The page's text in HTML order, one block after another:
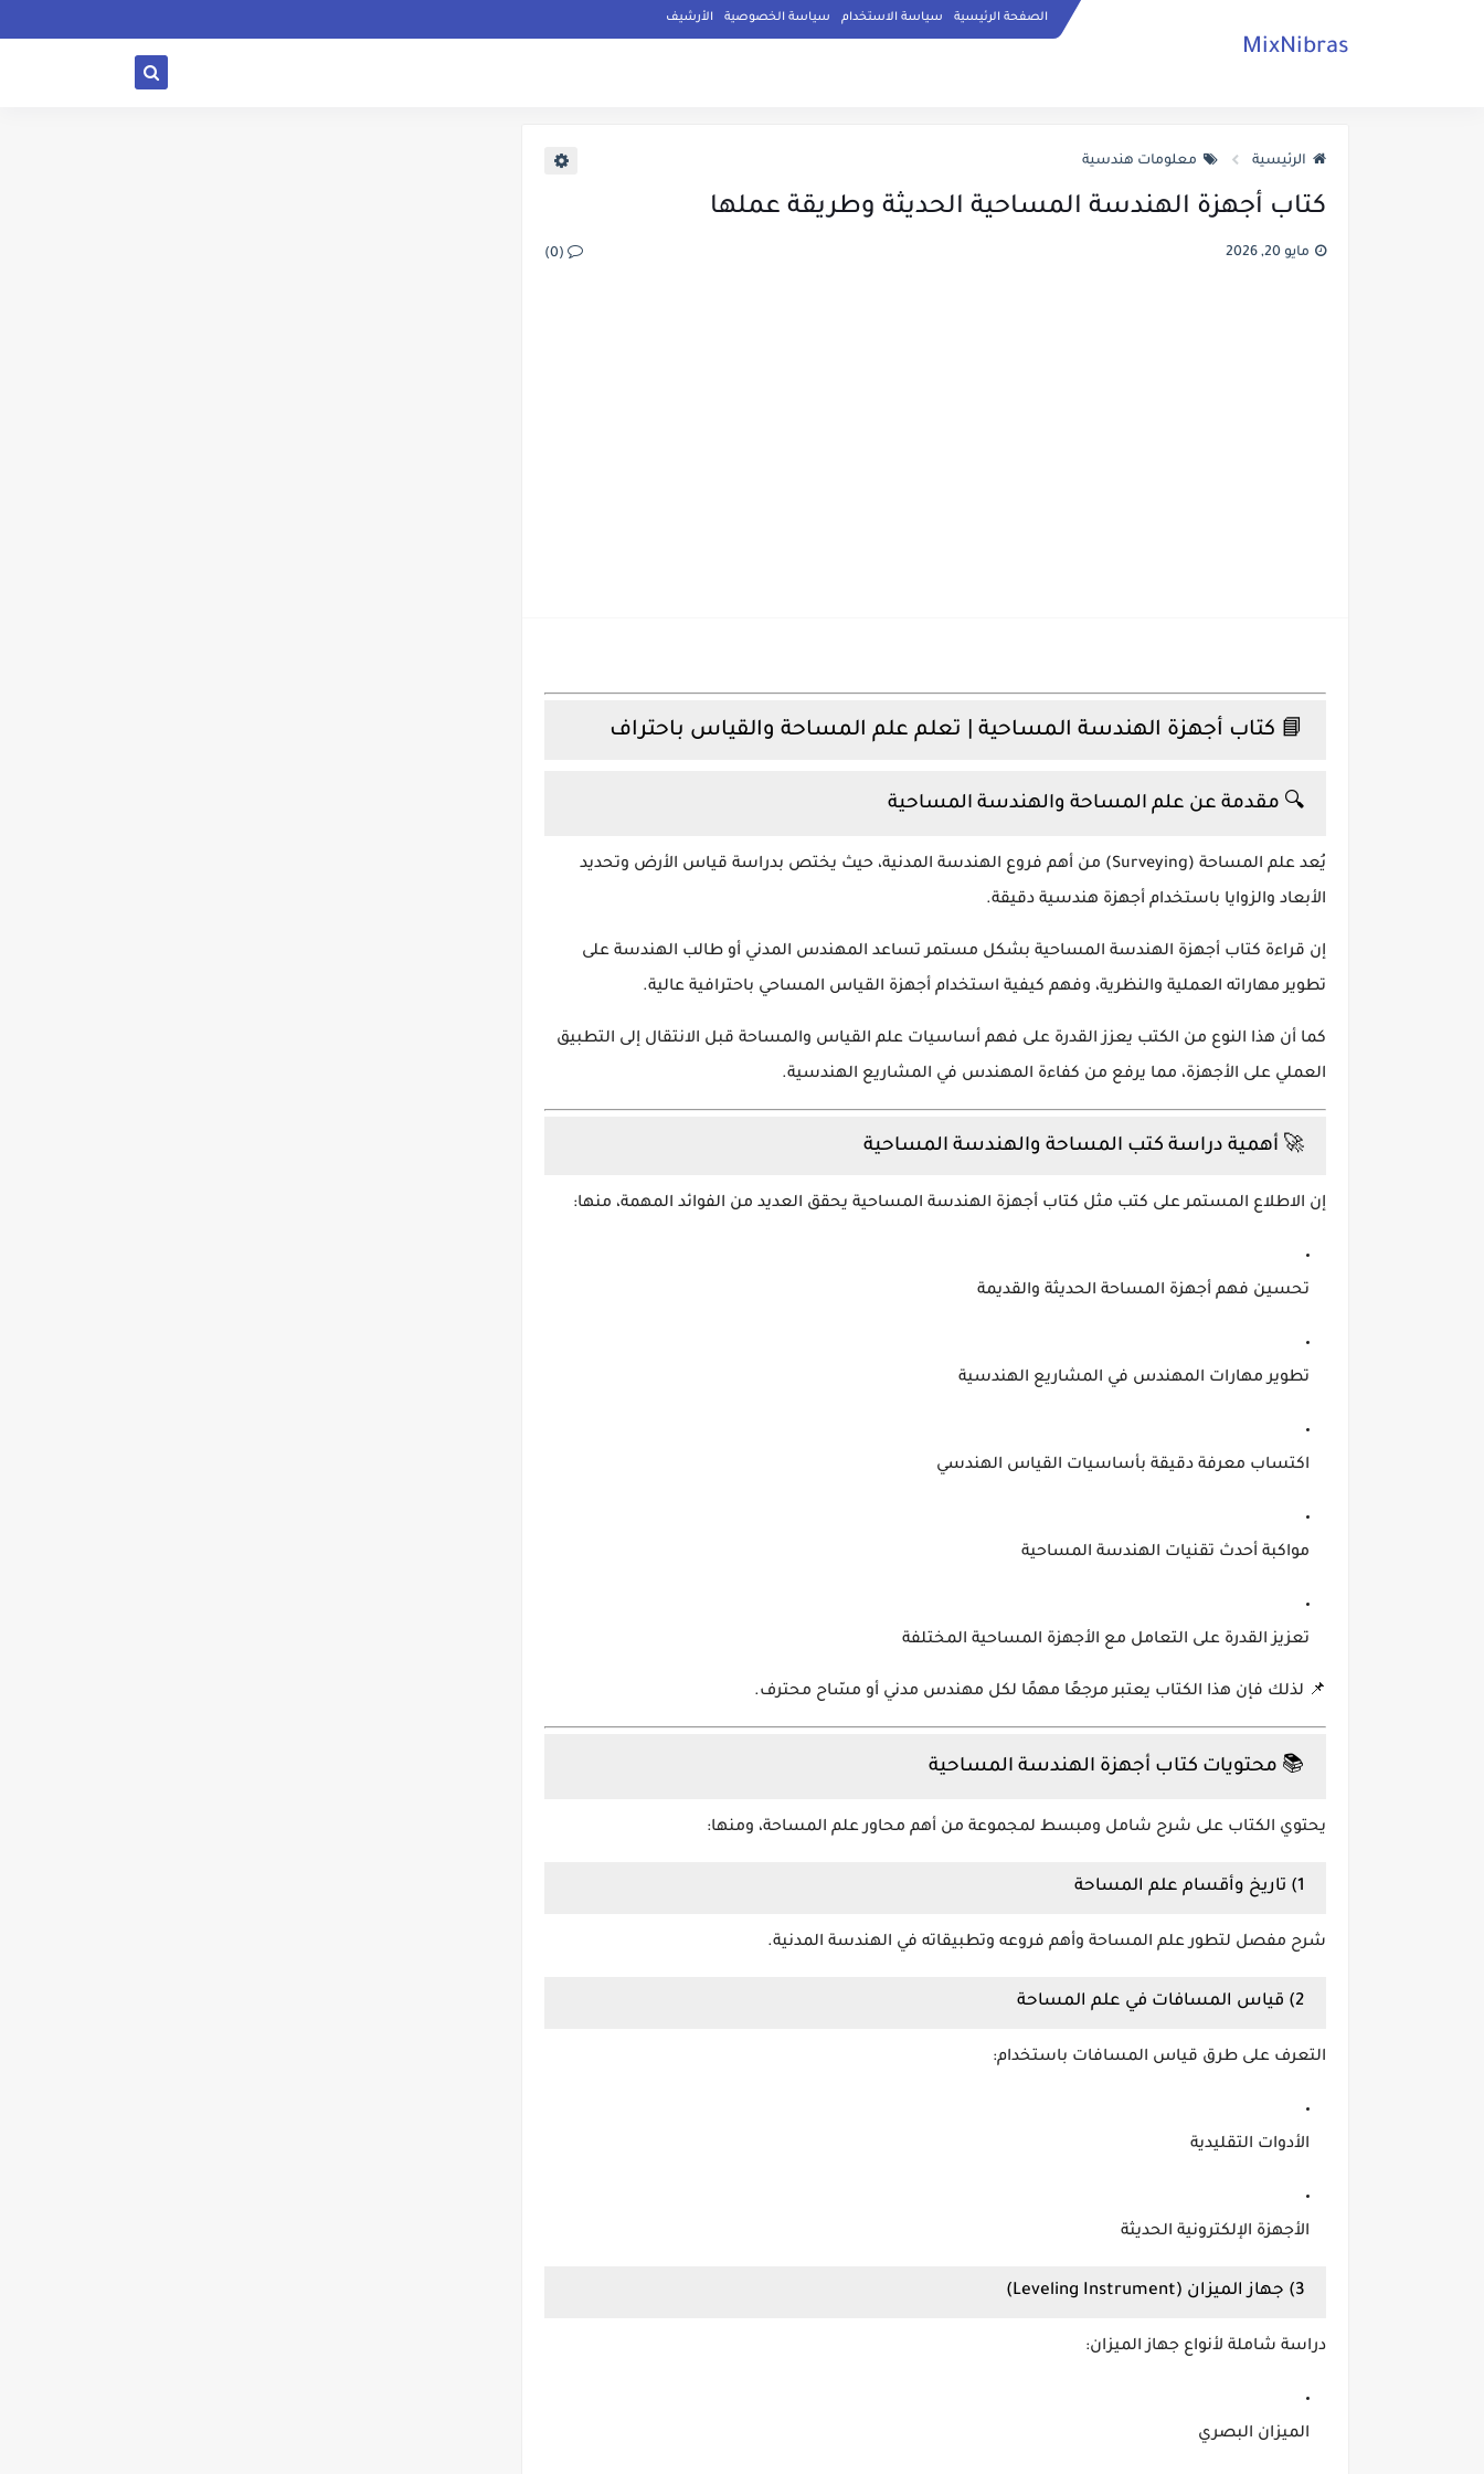
الصفحة الرئيسية سياسة الاستخدام سياسة الخصوصية الأرشيف
MixNibras
الرئيسية معلومات هندسية
كتاب أجهزة الهندسة المساحية الحديثة وطريقة عملها
مايو 20, 2026 (0)
📘 كتاب أجهزة الهندسة المساحية | تعلم علم المساحة والقياس باحتراف
🔍 مقدمة عن علم المساحة والهندسة المساحية
يُعد علم المساحة (Surveying)
من أهم فروع الهندسة المدنية، حيث يختص بدراسة قياس الأرض وتحديد
الأبعاد والزوايا باستخدام أجهزة هندسية دقيقة.
إن قراءة كتاب أجهزة الهندسة المساحية بشكل مستمر تساعد المهندس المدني أو طالب الهندسة على
تطوير مهاراته العملية والنظرية، وفهم كيفية استخدام أجهزة القياس المساحي باحترافية عالية.
كما أن هذا النوع من الكتب يعزز القدرة على فهم أساسيات علم القياس والمساحة قبل الانتقال إلى التطبيق
العملي على الأجهزة، مما يرفع من كفاءة المهندس في المشاريع الهندسية.
🚀 أهمية دراسة كتب المساحة والهندسة المساحية
إن الاطلاع المستمر على كتب مثل كتاب أجهزة الهندسة المساحية يحقق العديد من الفوائد المهمة، منها:
تحسين فهم أجهزة المساحة الحديثة والقديمة
تطوير مهارات المهندس في المشاريع الهندسية
اكتساب معرفة دقيقة بأساسيات القياس الهندسي
مواكبة أحدث تقنيات الهندسة المساحية
تعزيز القدرة على التعامل مع الأجهزة المساحية المختلفة
📌 لذلك فإن هذا الكتاب يعتبر مرجعًا مهمًا لكل مهندس مدني أو مسّاح محترف.
📚 محتويات كتاب أجهزة الهندسة المساحية
يحتوي الكتاب على شرح شامل ومبسط لمجموعة من أهم محاور علم المساحة، ومنها:
1) تاريخ وأقسام علم المساحة
شرح مفصل لتطور علم المساحة وأهم فروعه وتطبيقاته في الهندسة المدنية.
2) قياس المسافات في علم المساحة
التعرف على طرق قياس المسافات باستخدام:
الأدوات التقليدية
الأجهزة الإلكترونية الحديثة
3) جهاز الميزان (Leveling Instrument)
دراسة شاملة لأنواع جهاز الميزان:
الميزان البصري